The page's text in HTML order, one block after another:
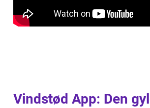
Vindstød App: Den